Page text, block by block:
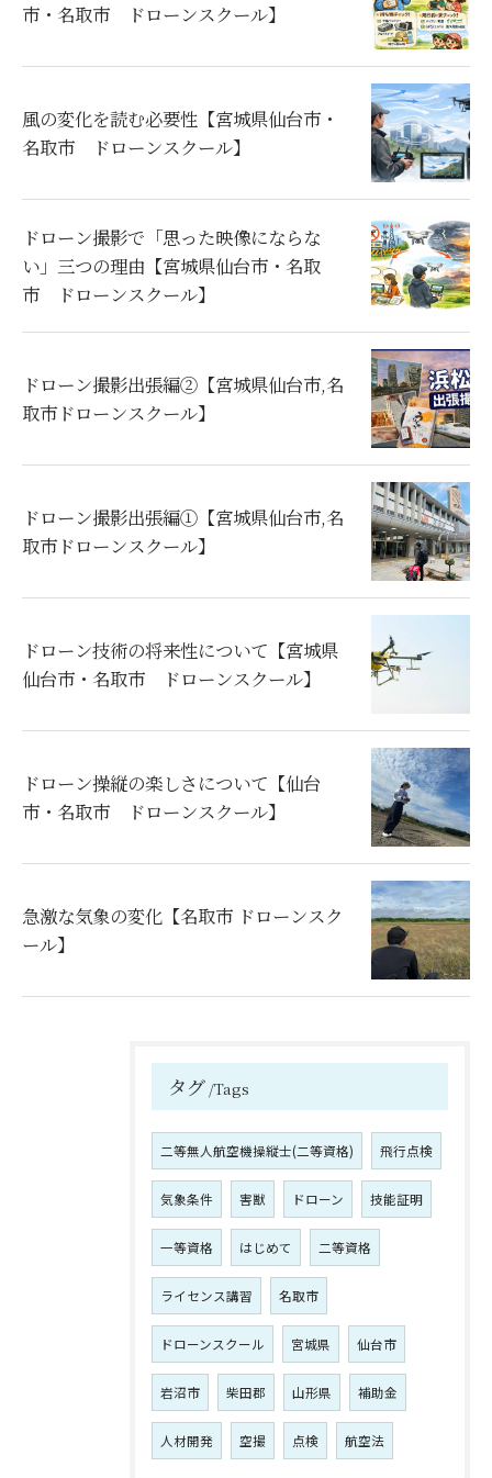
市・名取市 ドローンスクール】
風の変化を読む必要性【宮城県仙台市・
名取市 ドローンスクール】
ドローン撮影で「思った映像にならな
い」三つの理由【宮城県仙台市・名取
市 ドローンスクール】
ドローン撮影出張編②【宮城県仙台市,名
取市ドローンスクール】
ドローン撮影出張編①【宮城県仙台市,名
取市ドローンスクール】
ドローン技術の将来性について【宮城県
仙台市・名取市 ドローンスクール】
ドローン操縦の楽しさについて【仙台
市・名取市 ドローンスクール】
急激な気象の変化【名取市 ドローンスク
ール】
タグ Tags
二等無人航空機操縦士(二等資格) 飛行点検
気象条件 害獣 ドローン 技能証明
一等資格 はじめて 二等資格
ライセンス講習 名取市
ドローンスクール 宮城県 仙台市
岩沼市 柴田郡 山形県 補助金
人材開発 空撮 点検 航空法
お気軽にお問い合わせください